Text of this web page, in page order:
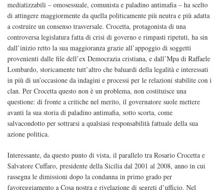
mediatizzabili – omosessuale, comunista e paladino antimafia – ha scelto
di attingere maggiormente da quella politicamente più neutra e più adatta
a costruire un consenso trasversale. Crocetta, protagonista di una
controversa legislatura fatta di crisi di governo e rimpasti ripetuti, ha sin
dall’inizio retto la sua maggioranza grazie all’appoggio di soggetti
provenienti dalle file dell’ex Democrazia cristiana, e dall’Mpa di Raffaele
Lombardo, storicamente tutt’altro che baluardi della legalità e interessati
in più di un’occasione da indagini e processi per le relazioni stabilite con i
clan. Per Crocetta questo non è un problema, non costituisce una
questione: di fronte a critiche nel merito, il governatore suole mettere
avanti la sua storia di paladino antimafia, sotto scorta, come
salvacondotto per sottrarsi a qualsiasi responsabilità fattuale della sua
azione politica.
Interessante, da questo punto di vista, il parallelo tra Rosario Crocetta e
Salvatore Cuffaro, presidente della Sicilia dal 2001 al 2008, anno in cui
rassegna le dimissioni dopo la condanna in primo grado per
favoreggiamento a Cosa nostra e rivelazione di segreti d’ufficio. Nel